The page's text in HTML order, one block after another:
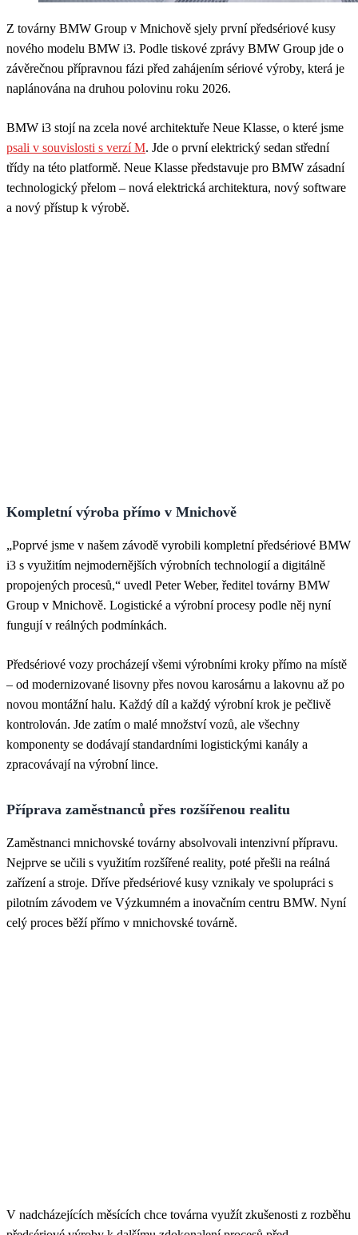
Z továrny BMW Group v Mnichově sjely první předsériové kusy
nového modelu BMW i3. Podle tiskové zprávy BMW Group jde o
závěrečnou přípravnou fázi před zahájením sériové výroby, která je
naplánována na druhou polovinu roku 2026.
BMW i3 stojí na zcela nové architektuře Neue Klasse, o které jsme
psali v souvislosti s verzí M. Jde o první elektrický sedan střední
třídy na této platformě. Neue Klasse představuje pro BMW zásadní
technologický přelom – nová elektrická architektura, nový software
a nový přístup k výrobě.
Kompletní výroba přímo v Mnichově
„Poprvé jsme v našem závodě vyrobili kompletní předsériové BMW
i3 s využitím nejmodernějších výrobních technologií a digitálně
propojených procesů,“ uvedl Peter Weber, ředitel továrny BMW
Group v Mnichově. Logistické a výrobní procesy podle něj nyní
fungují v reálných podmínkách.
Předsériové vozy procházejí všemi výrobními kroky přímo na místě
– od modernizované lisovny přes novou karosárnu a lakovnu až po
novou montážní halu. Každý díl a každý výrobní krok je pečlivě
kontrolován. Jde zatím o malé množství vozů, ale všechny
komponenty se dodávají standardními logistickými kanály a
zpracovávají na výrobní lince.
Příprava zaměstnanců přes rozšířenou realitu
Zaměstnanci mnichovské továrny absolvovali intenzivní přípravu.
Nejprve se učili s využitím rozšířené reality, poté přešli na reálná
zařízení a stroje. Dříve předsériové kusy vznikaly ve spolupráci s
pilotním závodem ve Výzkumném a inovačním centru BMW. Nyní
celý proces běží přímo v mnichovské továrně.
V nadcházejících měsících chce továrna využít zkušenosti z rozběhu